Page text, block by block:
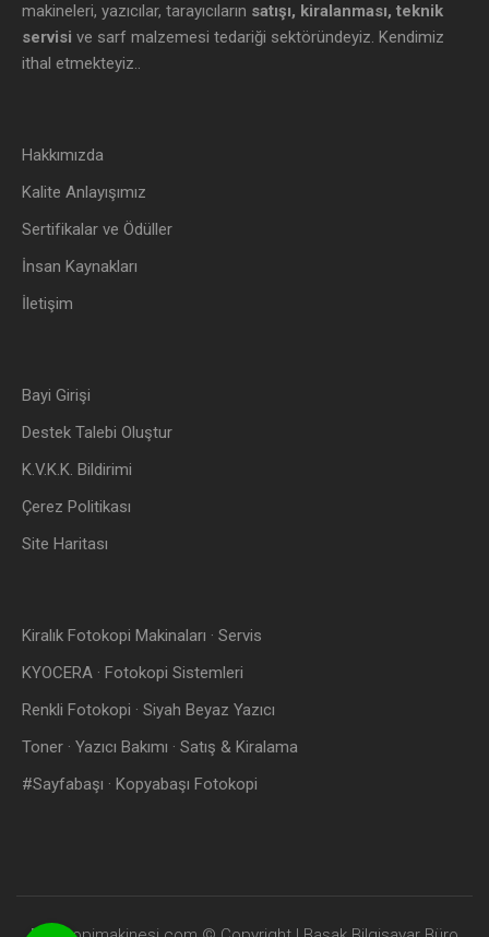
makineleri, yazıcılar, tarayıcıların satışı, kiralanması, teknik
servisi ve sarf malzemesi tedariği sektöründeyiz. Kendimiz
ithal etmekteyiz..
Hakkımızda
Kalite Anlayışımız
Sertifikalar ve Ödüller
İnsan Kaynakları
İletişim
Bayi Girişi
Destek Talebi Oluştur
K.V.K.K. Bildirimi
Çerez Politikası
Site Haritası
Kiralık Fotokopi Makinaları · Servis
KYOCERA · Fotokopi Sistemleri
Renkli Fotokopi · Siyah Beyaz Yazıcı
Toner · Yazıcı Bakımı · Satış & Kiralama
#Sayfabaşı · Kopyabaşı Fotokopi